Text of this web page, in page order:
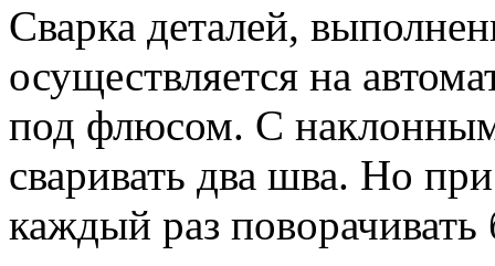
Сварка деталей,
осуществляется на
под флюсом. С
сваривать два шва. Но
каждый раз поворачивать